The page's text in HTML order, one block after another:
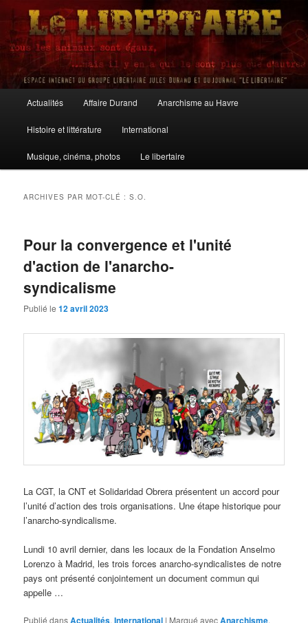
Aller
contenu
principal
Aller
contenu
secondaire
Le Libertaire
principal
Actualités Affaire Durand Anarchisme au Havre
Histoire et littérature International
Musique, cinéma, photos Le libertaire
ARCHIVES PAR MOT-CLÉ :S.O.
Pour la convergence et l'unité
d'action de l'anarcho-
syndicalisme
Publié le12 avril 2023
La CGT, la CNT et Solidaridad Obrera présentent un accord pour
l’unité d’action des trois organisations. Une étape historique pour
l’anarcho-syndicalisme.
Lundi 10 avril dernier, dans les locaux de la Fondation Anselmo
Lorenzo à Madrid, les trois forces anarcho-syndicalistes de notre
pays ont présenté conjointement un document commun qui
appelle …
Publié dansActualités,International | Marqué avecAnarchisme,